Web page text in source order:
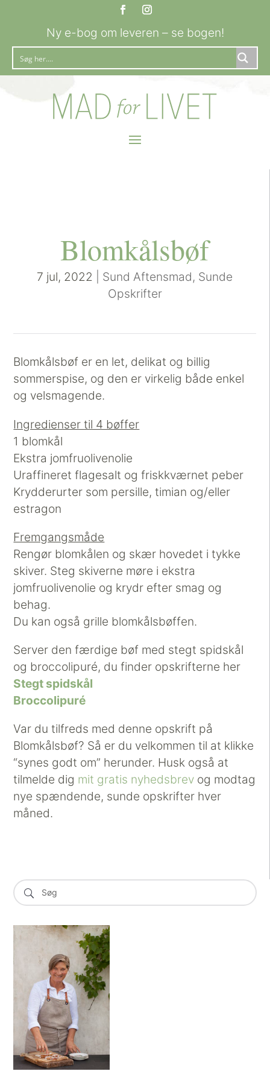
Ny e-bog om leveren – se bogen!
Blomkålsbøf
7 jul, 2022 Sund Aftensmad, Sunde
Opskrifter
Blomkålsbøf er en let, delikat og billig
sommerspise, og den er virkelig både enkel
og velsmagende.
Ingredienser til 4 bøffer
1 blomkål
Ekstra jomfruolivenolie
Uraffineret flagesalt og friskkværnet peber
Krydderurter som persille, timian og/eller
estragon
Fremgangsmåde
Rengør blomkålen og skær hovedet i tykke
skiver. Steg skiverne møre i ekstra
jomfruolivenolie og krydr efter smag og
behag.
Du kan også grille blomkålsbøffen.
Server den færdige bøf med stegt spidskål
og broccolipuré, du finder opskrifterne her
Stegt spidskål
Broccolipuré
Var du tilfreds med denne opskrift på
Blomkålsbøf? Så er du velkommen til at klikke
“synes godt om” herunder. Husk også at
tilmelde dig mit gratis nyhedsbrev og modtag
nye spændende, sunde opskrifter hver
måned.